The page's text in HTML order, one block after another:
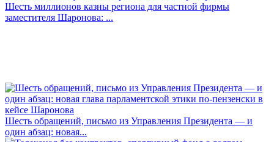
Шесть миллионов казны региона для частной фирмы
заместителя Шаронова: ...
Шесть обращений, письмо из Управления Президента — и
один абзац: новая...